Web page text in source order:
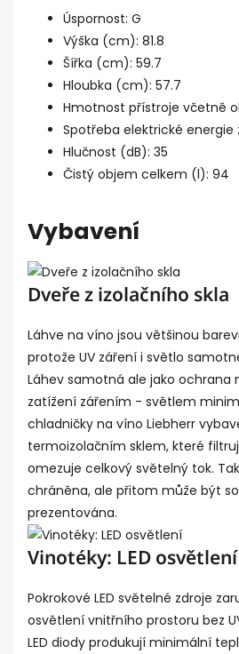
Úspornost: G
Výška (cm): 81.8
Šířka (cm): 59.7
Hloubka (cm): 57.7
Hmotnost přístroje včetně
Spotřeba elektrické energie
Hlučnost (dB): 35
Čistý objem celkem (l): 94
Vybavení
Dveře z izolačního skla
Láhve na víno jsou většinou
protože UV záření i světlo
Láhev samotná ale jako ochrana
zatížení zářením - světlem
chladničky na víno Liebherr
termoizolačním sklem, které
omezuje celkový světelný tok.
chráněna, ale přitom může být
prezentována.
Vinotéky: LED osvětlení
Pokrokové LED světelné zdroje
osvětlení vnitřního prostoru bez
LED diody produkují minimální